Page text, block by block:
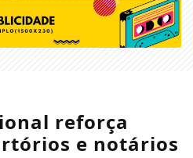
reforça
e notários